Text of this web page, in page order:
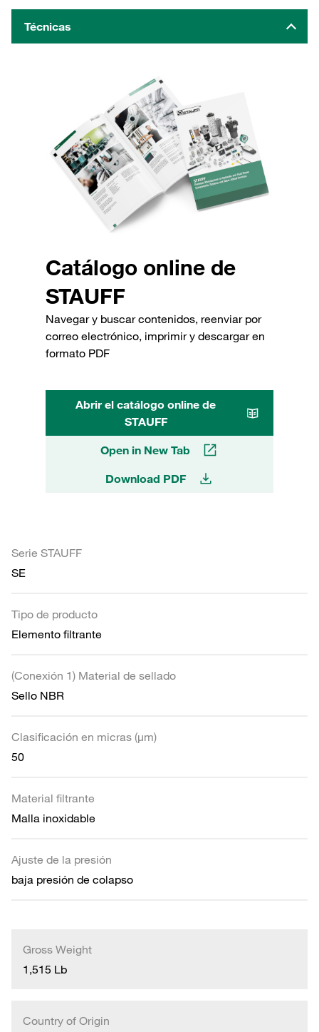
Técnicas
Catálogo online de
STAUFF
Navegar y buscar contenidos, reenviar por
correo electrónico, imprimir y descargar en
formato PDF
Abrir el catálogo online de
STAUFF
Open in New Tab
Download PDF
Serie STAUFF
SE
Tipo de producto
Elemento filtrante
(Conexión 1) Material de sellado
Sello NBR
Clasificación en micras (µm)
50
Material filtrante
Malla inoxidable
Ajuste de la presión
baja presión de colapso
Gross Weight
1,515 Lb
Country of Origin